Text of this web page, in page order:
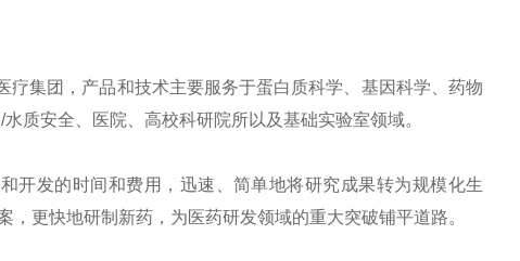
集团，产品和技术主要服务于蛋白质科学、基因科学、药物
质安全、医院、高校科研院所以及基础实验室领域。
开发的时间和费用，迅速、简单地将研究成果转为规模化生
更快地研制新药，为医药研发领域的重大突破铺平道路。